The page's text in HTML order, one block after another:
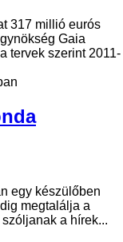
317 millió eurós
Gaia
tervek szerint 2011-
egy készülőben
megtalálja a
a hírek...